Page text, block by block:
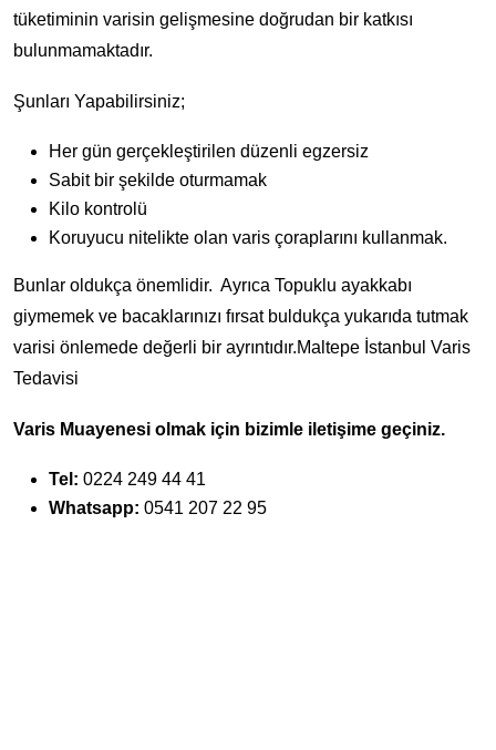
tüketiminin varisin gelişmesine doğrudan bir katkısı
bulunmamaktadır.
Şunları Yapabilirsiniz;
Her gün gerçekleştirilen düzenli egzersiz
Sabit bir şekilde oturmamak
Kilo kontrolü
Koruyucu nitelikte olan varis çoraplarını kullanmak.
Bunlar oldukça önemlidir. Ayrıca Topuklu ayakkabı
giymemek ve bacaklarınızı fırsat buldukça yukarıda tutmak
varisi önlemede değerli bir ayrıntıdır.Maltepe İstanbul Varis
Tedavisi
Varis Muayenesi olmak için bizimle iletişime geçiniz.
Tel: 0224 249 44 41
Whatsapp: 0541 207 22 95